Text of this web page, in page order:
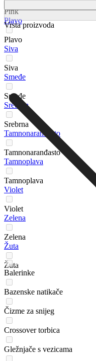
Pink
Plavo
Plavo
Siva
Siva
Smeđe
Smeđe
Srebrna
Srebrna
Tamnonaranđasto
Tamnonaranđasto
Tamnoplava
Tamnoplava
Violet
Violet
Zelena
Zelena
Žuta
Žuta
Vrsta proizvoda
Balerinke
Bazenske natikače
Čizme za snijeg
Crossover torbica
Gležnjače s vezicama